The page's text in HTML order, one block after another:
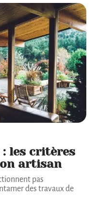
les critères
artisan
pas
des travaux de